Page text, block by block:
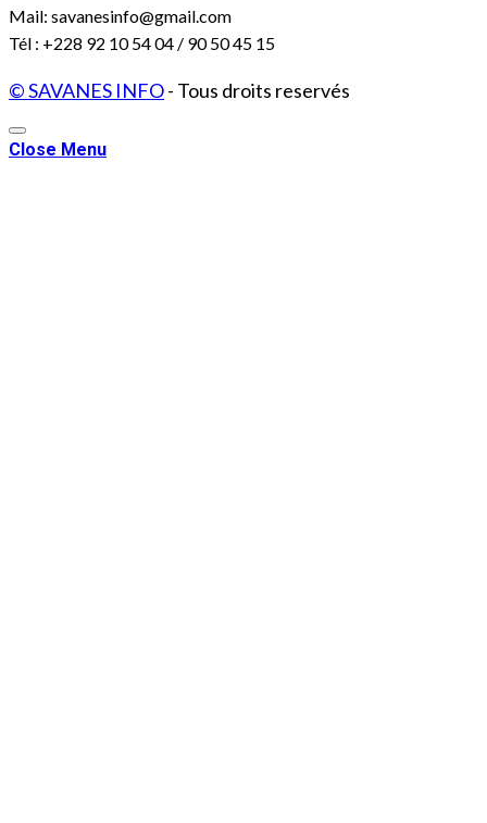
Mail: savanesinfo@gmail.com
Tél : +228 92 10 54 04 / 90 50 45 15
© SAVANES INFO- Tous droits reservés
Close Menu